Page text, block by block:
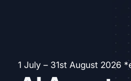
1 July – 31st August 2026